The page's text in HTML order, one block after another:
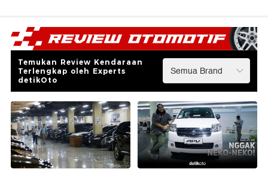
Temukan Review Kendaraan
Terlengkap oleh Experts
detikOto